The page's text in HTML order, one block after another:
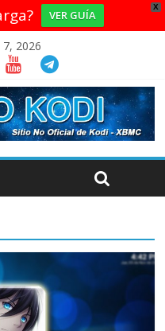
X
VER GUÍA
2026